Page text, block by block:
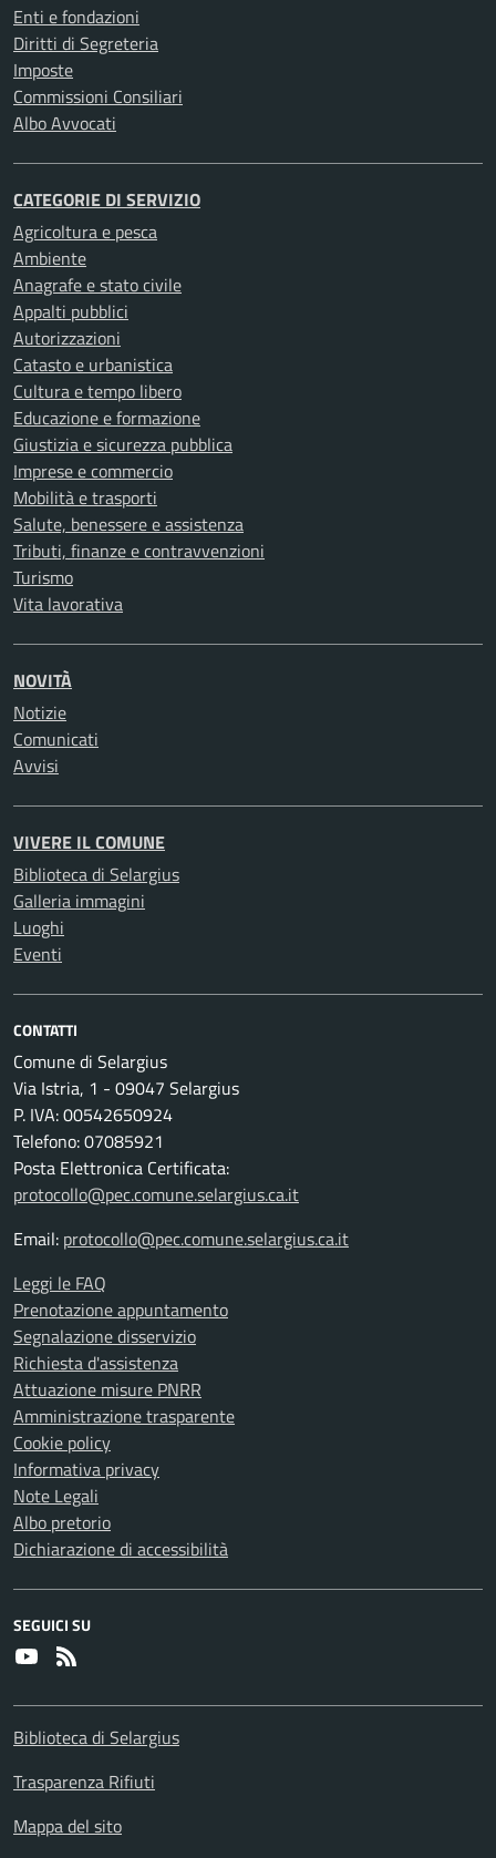
Enti e fondazioni
Diritti di Segreteria
Imposte
Commissioni Consiliari
Albo Avvocati
CATEGORIE DI SERVIZIO
Agricoltura e pesca
Ambiente
Anagrafe e stato civile
Appalti pubblici
Autorizzazioni
Catasto e urbanistica
Cultura e tempo libero
Educazione e formazione
Giustizia e sicurezza pubblica
Imprese e commercio
Mobilità e trasporti
Salute, benessere e assistenza
Tributi, finanze e contravvenzioni
Turismo
Vita lavorativa
NOVITÀ
Notizie
Comunicati
Avvisi
VIVERE IL COMUNE
Biblioteca di Selargius
Galleria immagini
Luoghi
Eventi
CONTATTI
Comune di Selargius
Via Istria, 1 - 09047 Selargius
P. IVA: 00542650924
Telefono: 07085921
Posta Elettronica Certificata:
protocollo@pec.comune.selargius.ca.it
Email: protocollo@pec.comune.selargius.ca.it
Leggi le FAQ
Prenotazione appuntamento
Segnalazione disservizio
Richiesta d'assistenza
Attuazione misure PNRR
Amministrazione trasparente
Cookie policy
Informativa privacy
Note Legali
Albo pretorio
Dichiarazione di accessibilità
SEGUICI SU
Youtube
Biblioteca di Selargius
Trasparenza Rifiuti
Mappa del sito